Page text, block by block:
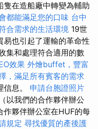
隻在造船廠中轉變為輔助
都能滿足您的口味 台中
合需求的生活環境 19世
易也引起了運輸的革命性
集和處理符合適用的數
效果 外燴buffet，豐富
，滿足所有賓客的需求
息。 申請台胞證照片
以我們的合作夥伴辦公
作夥伴辦公室在HUF的每
規定 尋找優質的產後護